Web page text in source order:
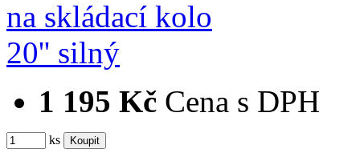
1 195 Kč Cena s DPH
ks